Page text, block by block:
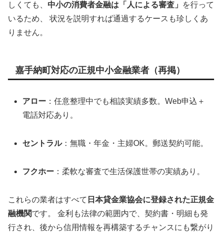
しくても、 中小の消費者金融は「人による審査」
を行って
いるため、 状況を説明すれば通過するケースも珍しくあ
りません。
嘉手納町対応の正規中小金融業者（再掲）
アロー ：任意整理中でも相談実績多数。Web申込＋
電話対応あり。
セントラル：無職・年金・主婦OK。郵送契約可能。
フクホー ：柔軟な審査で生活保護世帯の実績あり。
これらの業者はすべて 日本貸金業協会に登録された正規金
融機関です。 金利も法律の範囲内で、契約書・明細も発
行され、後から信用情報を再構築するチャンスにも繋がり